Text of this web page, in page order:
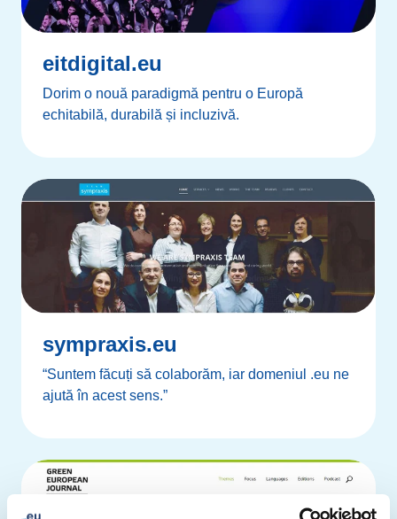
eitdigital.eu
Dorim o nouă paradigmă pentru o Europă
echitabilă, durabilă și incluzivă.
sympraxis.eu
“Suntem făcuți să colaborăm, iar domeniul .eu ne
ajută în acest sens.”